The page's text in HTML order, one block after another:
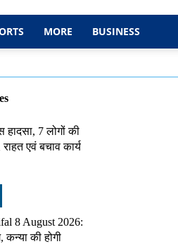
MORE BUSINESS
हादसा, 7 लोगों की
एवं बचाव कार्य
8 August 2026:
की होगी